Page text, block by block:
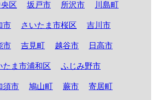
区 坂戸市 所沢市 川島町
市 さいたま市桜区 吉川市
市 吉見町 越谷市 日高市
たま市浦和区 ふじみ野市
須市 鳩山町 蕨市 寄居町